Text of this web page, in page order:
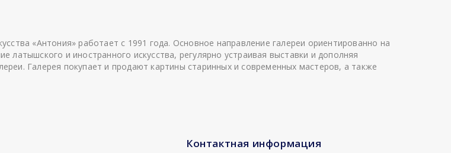
«Антония» работает с 1991 года. Основное направление галереи ориентированно на
латышского и иностранного искусства, регулярно устраивая выставки и дополняя
Галерея покупает и продают картины старинных и современных мастеров, а также
Контактная информация